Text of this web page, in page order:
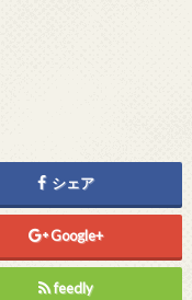
シェア
Google+
feedly